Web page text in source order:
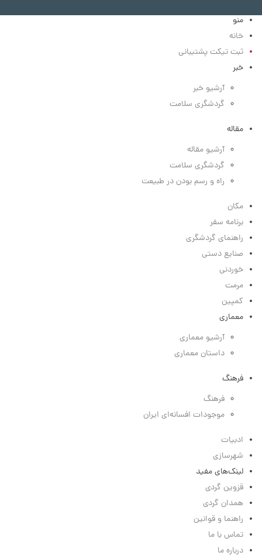
منو
خانه
ثبت تیکت پشتیبانی
خبر
آرشیو خبر
گردشگری سلامت
مقاله
آرشیو مقاله
گردشگری سلامت
راه و رسم بودن در طبیعت
مکان
برنامه سفر
راهنمای گردشگری
صنایع دستی
خوردنی
مرمت
کمپین
معماری
آرشیو معماری
داستان معماری
فرهنگ
فرهنگ
موجودات افسانه‌ای ایران
ادبیات
شهرسازی
لینک‌های مفید
قزوین گردی
همدان گردی
راهنما و قوانین
تماس با ما
درباره ما